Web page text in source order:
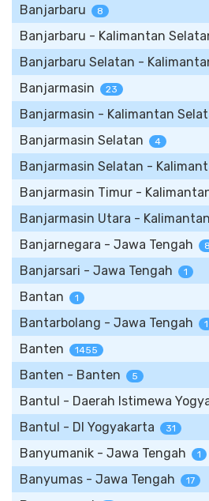
Banjarbaru 8
Banjarbaru - Kalimantan
Banjarbaru Selatan -
Banjarmasin 23
Banjarmasin - Kalimantan
Banjarmasin Selatan 4
Banjarmasin Selatan -
Banjarmasin Timur -
Banjarmasin Utara -
Banjarnegara - Jawa Tengah 8
Banjarsari - Jawa Tengah 1
Bantan 1
Bantarbolang - Jawa Tengah 1
Banten 1455
Banten - Banten 5
Bantul - Daerah Istimewa
Bantul - DI Yogyakarta 31
Banyumanik - Jawa Tengah 1
Banyumas - Jawa Tengah 17